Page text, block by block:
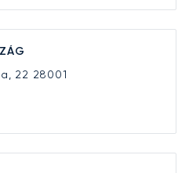
22 28001